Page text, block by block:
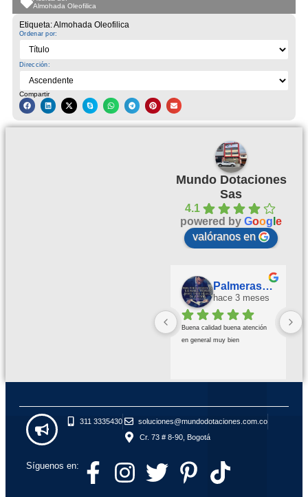
Etiqueta: Almohada Oleofilica
Ordenar por:
Dirección:
Compartir
Almohada Oleofilica
Mundo Dotaciones
Sas
4.1
powered by Goog e
valóranos en
Palmeras Doradas
hace 3 meses
Buena calidad buena atención
en general muy bien
311 3335430
soluciones@mundodotaciones.com.co
Cr. 73 # 8-90, Bogotá
Síguenos en: